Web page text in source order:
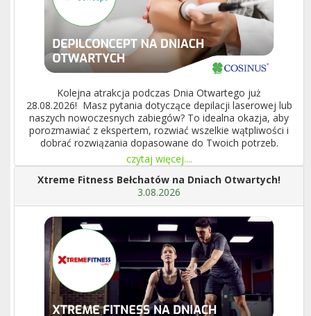
Kolejna atrakcja podczas Dnia Otwartego już
28.08.2026! Masz pytania dotyczące depilacji laserowej lub
naszych nowoczesnych zabiegów? To idealna okazja, aby
porozmawiać z ekspertem, rozwiać wszelkie wątpliwości i
dobrać rozwiązania dopasowane do Twoich potrzeb.
czytaj więcej....
Xtreme Fitness Bełchatów na Dniach Otwartych!
3.08.2026